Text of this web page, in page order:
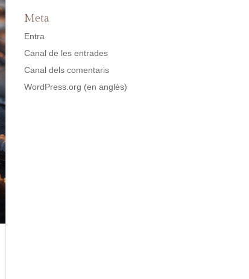
Meta
Entra
Canal de les entrades
Canal dels comentaris
WordPress.org (en anglès)